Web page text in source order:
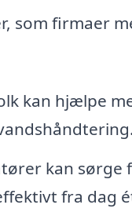
som firmaer
kan hjælpe
kan
fra dag